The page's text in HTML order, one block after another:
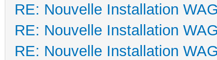
RE: Nouvelle Installation
RE: Nouvelle Installation
RE: Nouvelle Installation